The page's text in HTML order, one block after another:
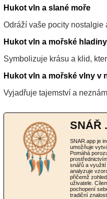
Hukot vln a slané moře
Odráží vaše pocity nostalgie
Hukot vln a mořské
Symbolizuje krásu a klid,
Hukot vln a mořské vlny v
Vyjadřuje tajemství a
SNÁŘ
SNAR.app je
umožňuje
Pomáhá
snářů a využití
analyzuje
přičemž
uživatele.
pochopení
tradiční